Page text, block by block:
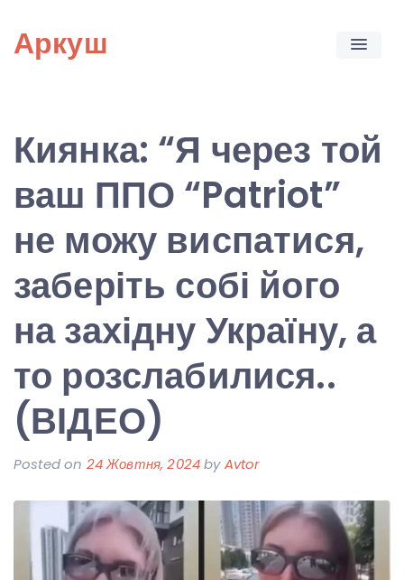
content
Аркуш
Киянка: “Я через той
ваш ППО “Patriot”
не можу виспатися,
заберіть собі його
на західну Україну, а
то розслабилися..
(ВІДЕО)
Posted on 24 Жовтня, 2024byAvtor